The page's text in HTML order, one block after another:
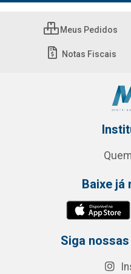
Meus Pedidos
Notas Fiscais
Baixe já
Siga